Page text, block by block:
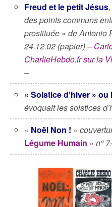
Freud et le petit Jésus
des points communs
prostituée » de Antonio
24.12.02 (papier) –
CharlieHebdo.fr sur la
–
« Solstice d’hiver » ou
évoquait les solstices
« Noël Non ! »
Légume Humain »n°